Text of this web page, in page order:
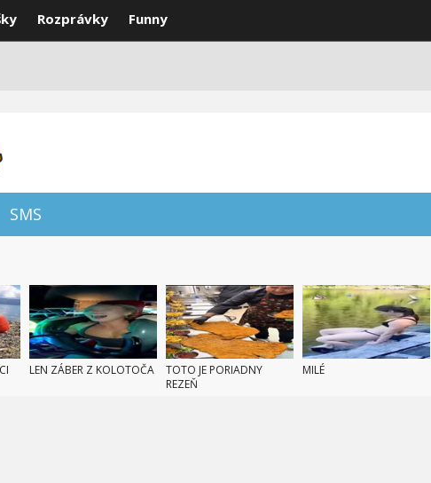
Rozprávky Funny
SMS
LEN ZÁBER Z KOLOTOČA
TOTO JE PORIADNY
REZEŇ
MILÉ